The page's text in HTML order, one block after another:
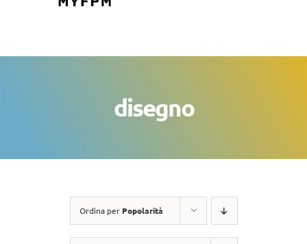
disegno
Ordina per Popolarità